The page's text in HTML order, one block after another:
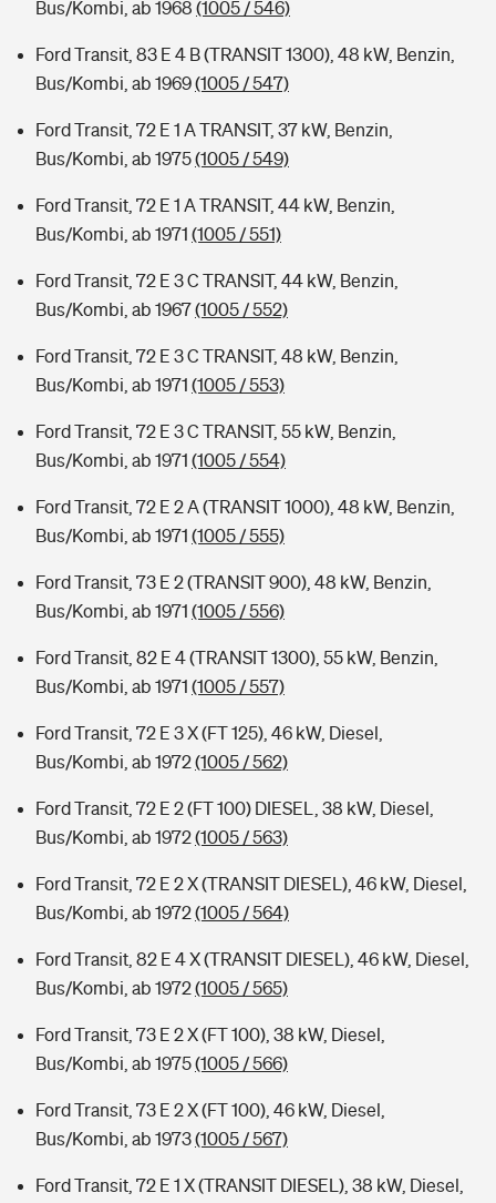
Bus/Kombi, ab 1968 (1005 / 546)
Ford Transit, 83 E 4 B (TRANSIT 1300), 48 kW, Benzin,
Bus/Kombi, ab 1969(1005 / 547)
Ford Transit, 72 E 1 A TRANSIT, 37 kW, Benzin,
Bus/Kombi, ab 1975(1005 / 549)
Ford Transit, 72 E 1 A TRANSIT, 44 kW, Benzin,
Bus/Kombi, ab 1971 (1005 / 551)
Ford Transit, 72 E 3 C TRANSIT, 44 kW, Benzin,
Bus/Kombi, ab 1967(1005 / 552)
Ford Transit, 72 E 3 C TRANSIT, 48 kW, Benzin,
Bus/Kombi, ab 1971 (1005 / 553)
Ford Transit, 72 E 3 C TRANSIT, 55 kW, Benzin,
Bus/Kombi, ab 1971 (1005 / 554)
Ford Transit, 72 E 2 A (TRANSIT 1000), 48 kW, Benzin,
Bus/Kombi, ab 1971 (1005 / 555)
Ford Transit, 73 E 2 (TRANSIT 900), 48 kW, Benzin,
Bus/Kombi, ab 1971 (1005 / 556)
Ford Transit, 82 E 4 (TRANSIT 1300), 55 kW, Benzin,
Bus/Kombi, ab 1971 (1005 / 557)
Ford Transit, 72 E 3 X (FT 125), 46 kW, Diesel,
Bus/Kombi, ab 1972(1005 / 562)
Ford Transit, 72 E 2 (FT 100) DIESEL, 38 kW, Diesel,
Bus/Kombi, ab 1972(1005 / 563)
Ford Transit, 72 E 2 X (TRANSIT DIESEL), 46 kW, Diesel,
Bus/Kombi, ab 1972(1005 / 564)
Ford Transit, 82 E 4 X (TRANSIT DIESEL), 46 kW, Diesel,
Bus/Kombi, ab 1972(1005 / 565)
Ford Transit, 73 E 2 X (FT 100), 38 kW, Diesel,
Bus/Kombi, ab 1975(1005 / 566)
Ford Transit, 73 E 2 X (FT 100), 46 kW, Diesel,
Bus/Kombi, ab 1973(1005 / 567)
Ford Transit, 72 E 1 X (TRANSIT DIESEL), 38 kW, Diesel,